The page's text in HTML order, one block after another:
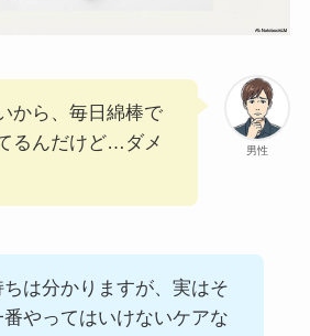
男性
から、毎日綿棒で
るんだけど…ダメ
ちは分かりますが、実はそ
やってはいけないケアな